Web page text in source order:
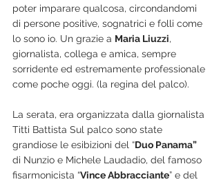
poter imparare qualcosa, circondandomi
di persone positive, sognatrici e folli come
lo sono io. Un grazie a Maria Liuzzi,
giornalista, collega e amica, sempre
sorridente ed estremamente professionale
come poche oggi. (la regina del palco).
La serata, era organizzata dalla giornalista
Titti Battista Sul palco sono state
grandiose le esibizioni del “Duo Panama”
di Nunzio e Michele Laudadio, del famoso
fisarmonicista “Vince Abbracciante” e del